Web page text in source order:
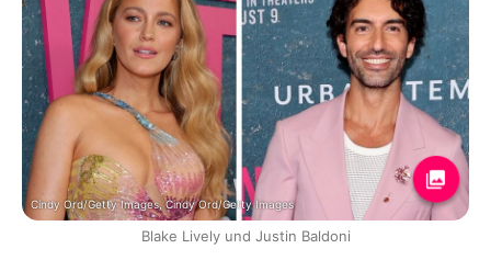
Cindy Ord/Getty Images, Cindy Ord/Getty Images
Blake Lively und Justin Baldoni